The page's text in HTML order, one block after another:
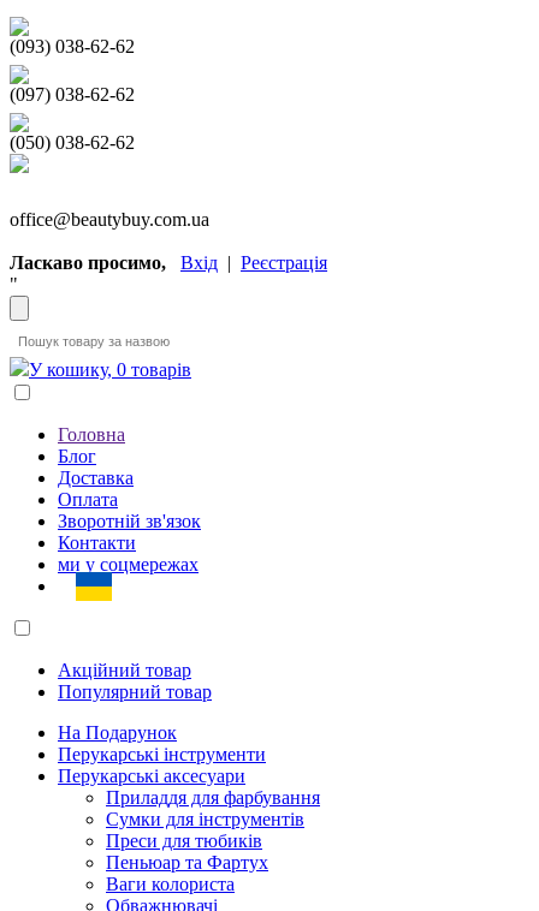
(093) 038-62-62
(097) 038-62-62
(050) 038-62-62
office@beautybuy.com.ua
Ласкаво просимо, Вхід | Реєстрація
"
У кошику, 0 товарів
Головна
Блог
Доставка
Оплата
Зворотній зв'язок
Контакти
ми у соцмережах
Акційний товар
Популярний товар
На Подарунок
Перукарські інструменти
Перукарські аксесуари
Приладдя для фарбування
Сумки для інструментів
Преси для тюбиків
Пеньюар та Фартух
Ваги колориста
Обважнювачі